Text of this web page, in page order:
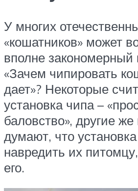
У многих
«кошатников» может
вполне закономерный
«Зачем чипировать
дает»? Некоторые
установка чипа –
баловство», другие
думают, что
навредить их
его.